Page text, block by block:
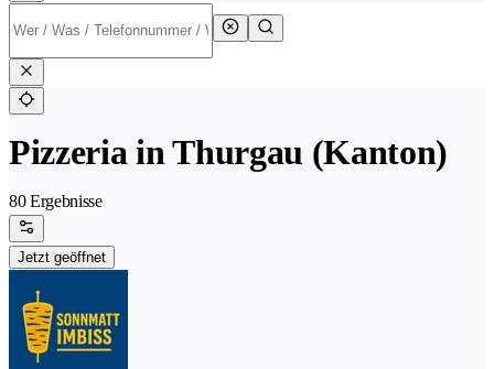
Pizzeria in Thurgau (Kanton)
80 Ergebnisse
Jetzt geöffnet